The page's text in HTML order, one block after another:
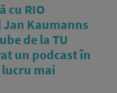
cu RIO
Kaumanns
de la TU
un podcast în
lucru mai